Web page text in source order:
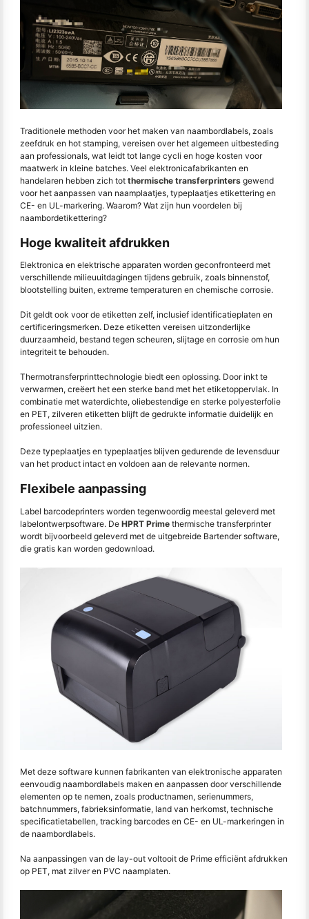
Traditionele methoden voor het maken van naambordlabels, zoals
zeefdruk en hot stamping, vereisen over het algemeen uitbesteding
aan professionals, wat leidt tot lange cycli en hoge kosten voor
maatwerk in kleine batches. Veel elektronicafabrikanten en
handelaren hebben zich tot thermische transferprinters gewend
voor het aanpassen van naamplaatjes, typeplaatjes etikettering en
CE- en UL-markering. Waarom? Wat zijn hun voordelen bij
naambordetikettering?
Hoge kwaliteit afdrukken
Elektronica en elektrische apparaten worden geconfronteerd met
verschillende milieuuitdagingen tijdens gebruik, zoals binnenstof,
blootstelling buiten, extreme temperaturen en chemische corrosie.
Dit geldt ook voor de etiketten zelf, inclusief identificatieplaten en
certificeringsmerken. Deze etiketten vereisen uitzonderlijke
duurzaamheid, bestand tegen scheuren, slijtage en corrosie om hun
integriteit te behouden.
Thermotransferprinttechnologie biedt een oplossing. Door inkt te
verwarmen, creëert het een sterke band met het etiketoppervlak. In
combinatie met waterdichte, oliebestendige en sterke polyesterfolie
en PET, zilveren etiketten blijft de gedrukte informatie duidelijk en
professioneel uitzien.
Deze typeplaatjes en typeplaatjes blijven gedurende de levensduur
van het product intact en voldoen aan de relevante normen.
Flexibele aanpassing
Label barcodeprinters worden tegenwoordig meestal geleverd met
labelontwerpsoftware. De HPRT Prime thermische transferprinter
wordt bijvoorbeeld geleverd met de uitgebreide Bartender software,
die gratis kan worden gedownload.
Met deze software kunnen fabrikanten van elektronische apparaten
eenvoudig naambordlabels maken en aanpassen door verschillende
elementen op te nemen, zoals productnamen, serienummers,
batchnummers, fabrieksinformatie, land van herkomst, technische
specificatietabellen, tracking barcodes en CE- en UL-markeringen in
de naambordlabels.
Na aanpassingen van de lay-out voltooit de Prime efficiënt afdrukken
op PET, mat zilver en PVC naamplaten.